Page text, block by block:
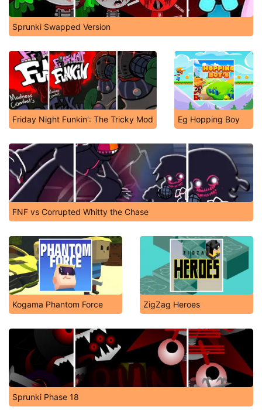
Sprunki Swapped Version
Friday Night Funkin': The Tricky Mod Eg Hopping Boy
FNF vs Corrupted Whitty the Chase
Kogama Phantom Force ZigZag Heroes
Sprunki Phase 18